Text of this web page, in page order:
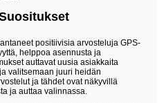
positiivisia arvosteluja GPS-
helppoa asennusta ja
auttavat uusia asiakkaita
valitsemaan juuri heidän
ja tähdet ovat näkyvillä
ja auttaa valinnassa.